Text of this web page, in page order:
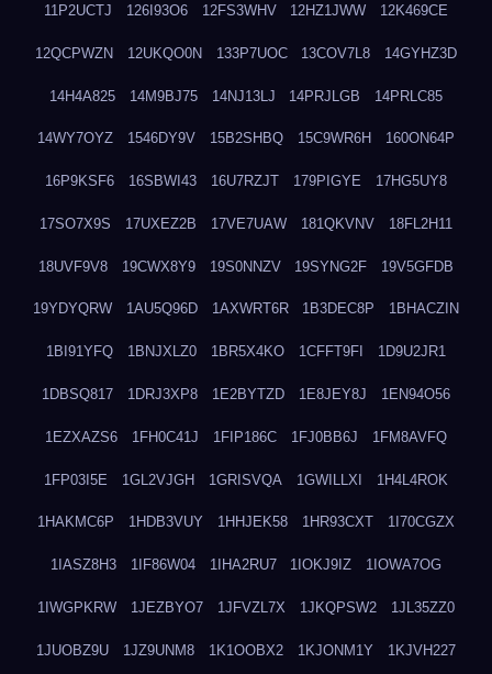
11P2UCTJ 126I93O6 12FS3WHV 12HZ1JWW 12K469CE
12QCPWZN 12UKQO0N 133P7UOC 13COV7L8 14GYHZ3D
14H4A825 14M9BJ75 14NJ13LJ 14PRJLGB 14PRLC85
14WY7OYZ 1546DY9V 15B2SHBQ 15C9WR6H 160ON64P
16P9KSF6 16SBWI43 16U7RZJT 179PIGYE 17HG5UY8
17SO7X9S 17UXEZ2B 17VE7UAW 181QKVNV 18FL2H11
18UVF9V8 19CWX8Y9 19S0NNZV 19SYNG2F 19V5GFDB
19YDYQRW 1AU5Q96D 1AXWRT6R 1B3DEC8P 1BHACZIN
1BI91YFQ 1BNJXLZ0 1BR5X4KO 1CFFT9FI 1D9U2JR1
1DBSQ817 1DRJ3XP8 1E2BYTZD 1E8JEY8J 1EN94O56
1EZXAZS6 1FH0C41J 1FIP186C 1FJ0BB6J 1FM8AVFQ
1FP03I5E 1GL2VJGH 1GRISVQA 1GWILLXI 1H4L4ROK
1HAKMC6P 1HDB3VUY 1HHJEK58 1HR93CXT 1I70CGZX
1IASZ8H3 1IF86W04 1IHA2RU7 1IOKJ9IZ 1IOWA7OG
1IWGPKRW 1JEZBYO7 1JFVZL7X 1JKQPSW2 1JL35ZZ0
1JUOBZ9U 1JZ9UNM8 1K1OOBX2 1KJONM1Y 1KJVH227